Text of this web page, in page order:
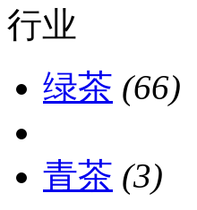
行业
绿茶 (66)
青茶 (3)